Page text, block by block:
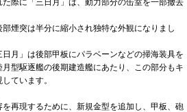
た際に「三日月」は、動力部分の缶室を一部撤去
部煙突は半分に縮小され独特な外観になりまし
日月」は後部甲板にパラベーンなどの掃海装具を
月型駆逐艦の後期建造艦にあたり、この部分もキ
ています。
を再現するために、新規金型を追加し、甲板、砲